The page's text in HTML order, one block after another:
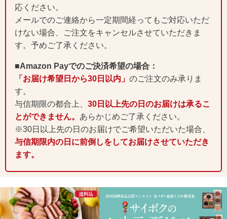
応ください。
メールでのご連絡から一定期間経ってもご対応いただ
けない場合、ご注文をキャンセルさせていただきま
す。予めご了承ください。
■Amazon Payでのご決済希望の場合：
「お届け希望日から30日以内」のご注文のみ承りま
す。
与信期限の都合上、30日以上先の日のお届けは承るこ
とができません。 あらかじめご了承ください。
※30日以上先の日のお届けでご希望いただいた場合、
与信期限内の日に前倒しをしてお届けさせていただき
ます。